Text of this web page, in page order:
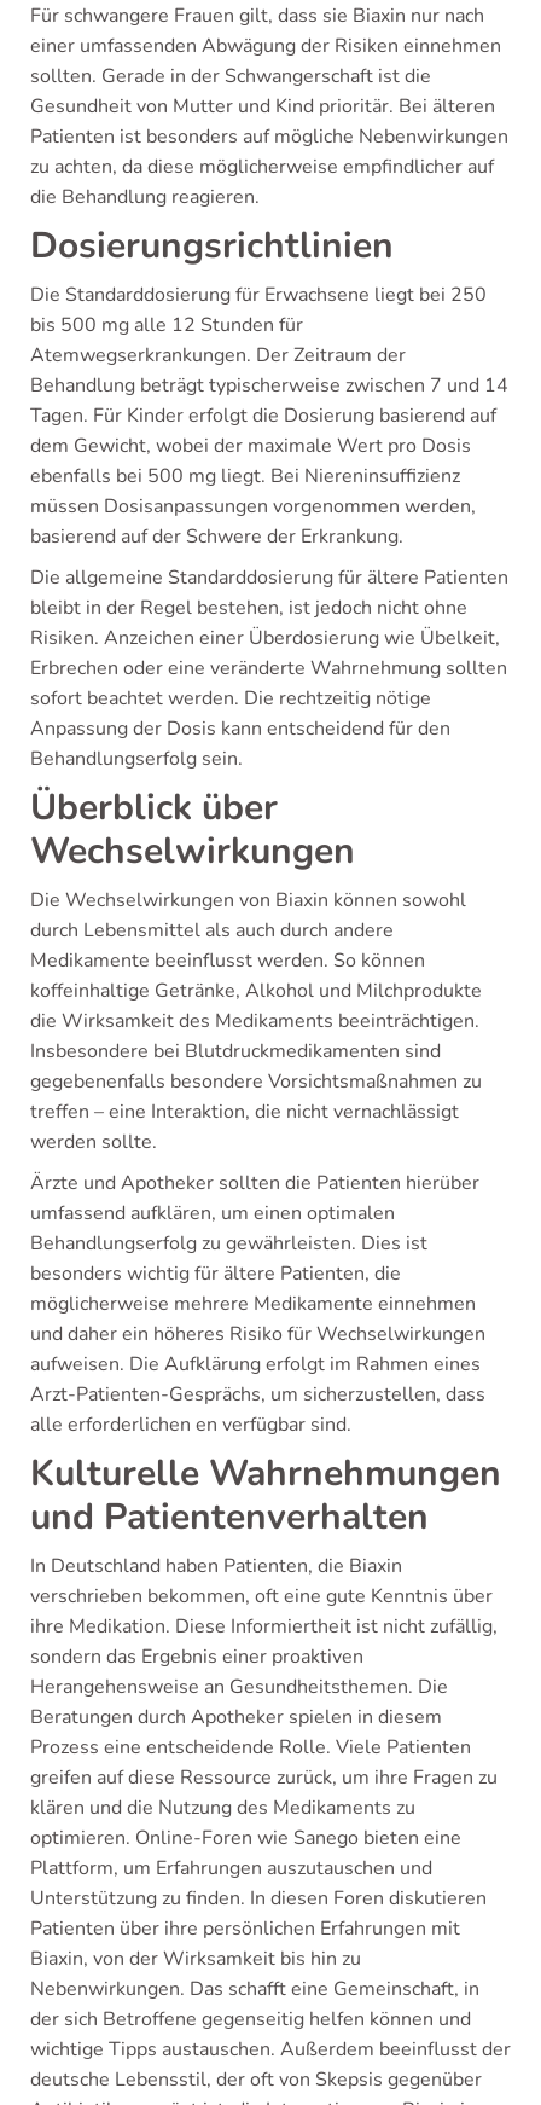
Für schwangere Frauen gilt, dass sie Biaxin nur nach
einer umfassenden Abwägung der Risiken einnehmen
sollten. Gerade in der Schwangerschaft ist die
Gesundheit von Mutter und Kind prioritär. Bei älteren
Patienten ist besonders auf mögliche Nebenwirkungen
zu achten, da diese möglicherweise empfindlicher auf
die Behandlung reagieren.
Dosierungsrichtlinien
Die Standarddosierung für Erwachsene liegt bei 250
bis 500 mg alle 12 Stunden für
Atemwegserkrankungen. Der Zeitraum der
Behandlung beträgt typischerweise zwischen 7 und 14
Tagen. Für Kinder erfolgt die Dosierung basierend auf
dem Gewicht, wobei der maximale Wert pro Dosis
ebenfalls bei 500 mg liegt. Bei Niereninsuffizienz
müssen Dosisanpassungen vorgenommen werden,
basierend auf der Schwere der Erkrankung.
Die allgemeine Standarddosierung für ältere Patienten
bleibt in der Regel bestehen, ist jedoch nicht ohne
Risiken. Anzeichen einer Überdosierung wie Übelkeit,
Erbrechen oder eine veränderte Wahrnehmung sollten
sofort beachtet werden. Die rechtzeitig nötige
Anpassung der Dosis kann entscheidend für den
Behandlungserfolg sein.
Überblick über
Wechselwirkungen
Die Wechselwirkungen von Biaxin können sowohl
durch Lebensmittel als auch durch andere
Medikamente beeinflusst werden. So können
koffeinhaltige Getränke, Alkohol und Milchprodukte
die Wirksamkeit des Medikaments beeinträchtigen.
Insbesondere bei Blutdruckmedikamenten sind
gegebenenfalls besondere Vorsichtsmaßnahmen zu
treffen – eine Interaktion, die nicht vernachlässigt
werden sollte.
Ärzte und Apotheker sollten die Patienten hierüber
umfassend aufklären, um einen optimalen
Behandlungserfolg zu gewährleisten. Dies ist
besonders wichtig für ältere Patienten, die
möglicherweise mehrere Medikamente einnehmen
und daher ein höheres Risiko für Wechselwirkungen
aufweisen. Die Aufklärung erfolgt im Rahmen eines
Arzt-Patienten-Gesprächs, um sicherzustellen, dass
alle erforderlichen en verfügbar sind.
Kulturelle Wahrnehmungen
und Patientenverhalten
In Deutschland haben Patienten, die Biaxin
verschrieben bekommen, oft eine gute Kenntnis über
ihre Medikation. Diese Informiertheit ist nicht zufällig,
sondern das Ergebnis einer proaktiven
Herangehensweise an Gesundheitsthemen. Die
Beratungen durch Apotheker spielen in diesem
Prozess eine entscheidende Rolle. Viele Patienten
greifen auf diese Ressource zurück, um ihre Fragen zu
klären und die Nutzung des Medikaments zu
optimieren. Online-Foren wie Sanego bieten eine
Plattform, um Erfahrungen auszutauschen und
Unterstützung zu finden. In diesen Foren diskutieren
Patienten über ihre persönlichen Erfahrungen mit
Biaxin, von der Wirksamkeit bis hin zu
Nebenwirkungen. Das schafft eine Gemeinschaft, in
der sich Betroffene gegenseitig helfen können und
wichtige Tipps austauschen. Außerdem beeinflusst der
deutsche Lebensstil, der oft von Skepsis gegenüber